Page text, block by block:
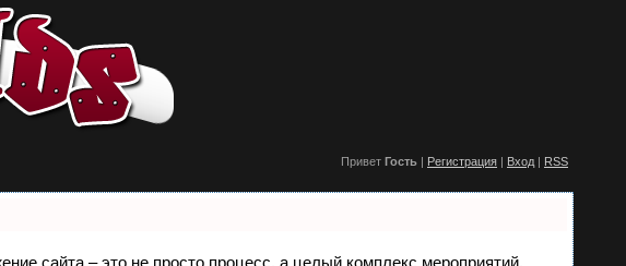
Привет Гость | Регистрация | Вход | RSS
сайта – это не просто процесс, а целый комплекс мероприятий,